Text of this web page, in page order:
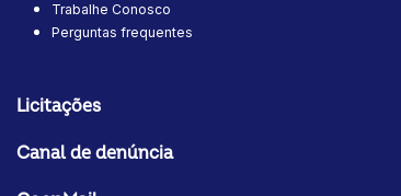
Trabalhe Conosco
Perguntas frequentes
Licitações
Canal de denúncia